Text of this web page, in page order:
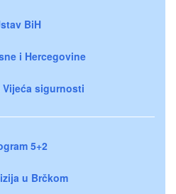
BiH
i Hercegovine
Vijeća sigurnosti
5+2
u Brčkom